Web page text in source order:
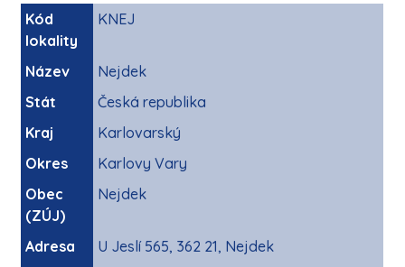
Kód
lokality
KNEJ
Název
Nejdek
Stát
Česká republika
Kraj
Karlovarský
Okres
Karlovy Vary
Obec
(ZÚJ)
Nejdek
Adresa
U Jeslí 565, 362 21, Nejdek